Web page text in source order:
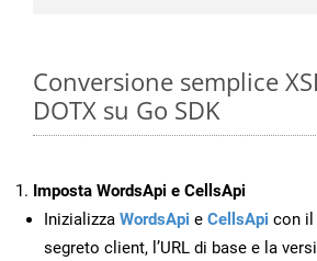
Conversione semplice
DOTX su Go SDK
Imposta WordsApi e CellsApi
Inizializza WordsApi e CellsApi con il
segreto client, l’URL di base e la